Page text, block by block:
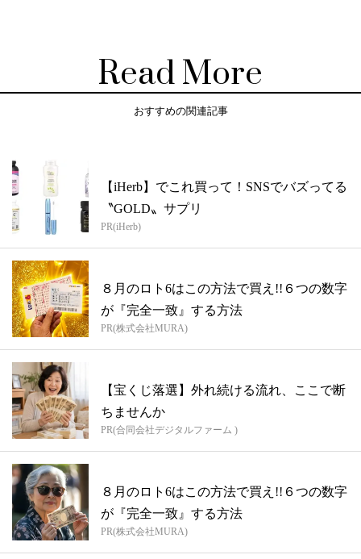
Read More
おすすめの関連記事
【iHerb】でこれ買って！SNSでバズってる
〝GOLD〟サプリ
PR(iHerb)
８月のロト6はこの方法で買え!!６つの数字
が『完全一致』する方法
PR(株式会社MURA)
【宝くじ落選】外れ続ける流れ、ここで断
ちませんか
PR(合同会社デジタルファーム )
８月のロト6はこの方法で買え!!６つの数字
が『完全一致』する方法
PR(株式会社MURA)